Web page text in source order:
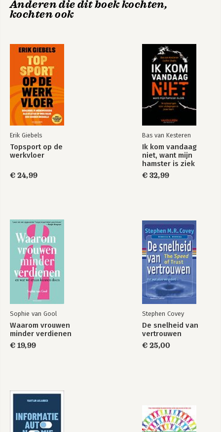
Anderen die dit boek kochten,
kochten ook
Erik Giebels
Topsport op de
werkvloer
€ 24,99
Bas van Kesteren
Ik kom vandaag
niet, want mijn
hamster is ziek
€ 32,99
Sophie van Gool
Waarom vrouwen
minder verdienen
€ 19,99
Stephen Covey
De snelheid van
vertrouwen
€ 25,00